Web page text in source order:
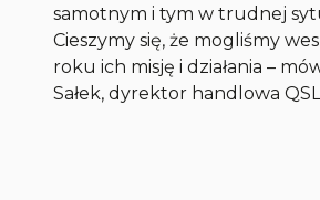
samotnym i tym w trudnej
Cieszymy się, że mogliśmy
roku ich misję i działania –
Sałek, dyrektor handlowa